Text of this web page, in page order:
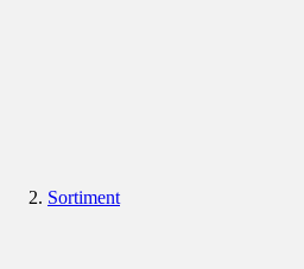
Sortiment